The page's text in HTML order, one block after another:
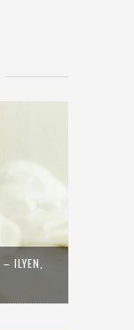
ILYEN,